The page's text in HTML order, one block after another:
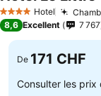
4 Étoiles Hotel
8,6 Excellent 7 767
De 171 CHF
Consulter les prix